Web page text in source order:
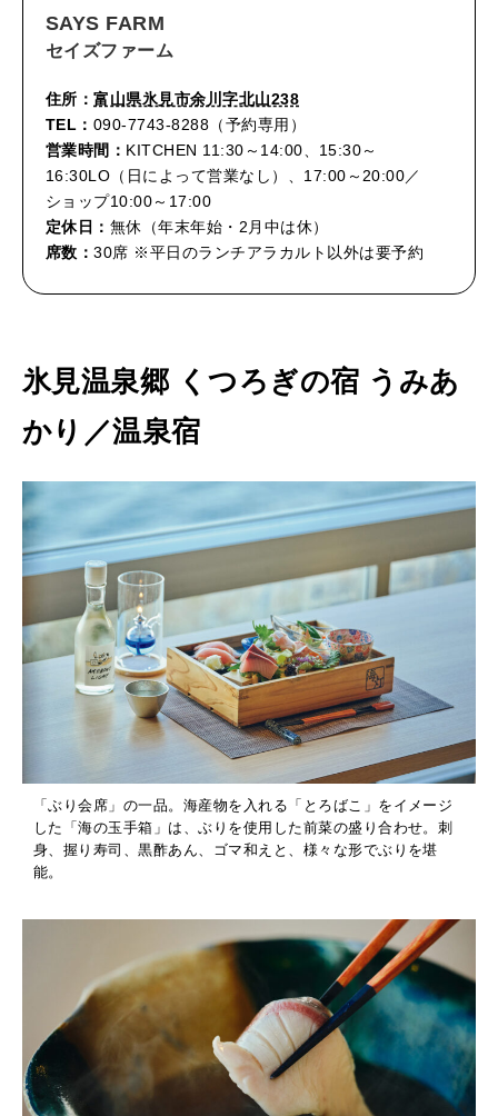
SAYS FARM
セイズファーム
住所：富山県氷見市余川字北山238
TEL： 090-7743-8288（予約専用）
営業時間： KITCHEN 11:30～14:00、15:30～
16:30LO（日によって営業なし）、17:00～20:00／
ショップ10:00～17:00
定休日： 無休（年末年始・2月中は休）
席数：30席 ※平日のランチアラカルト以外は要予約
氷見温泉郷 くつろぎの宿 うみあ
かり／温泉宿
「ぶり会席」の一品。海産物を入れる「とろばこ」をイメージ
した「海の玉手箱」は、ぶりを使用した前菜の盛り合わせ。刺
身、握り寿司、黒酢あん、ゴマ和えと、様々な形でぶりを堪
能。